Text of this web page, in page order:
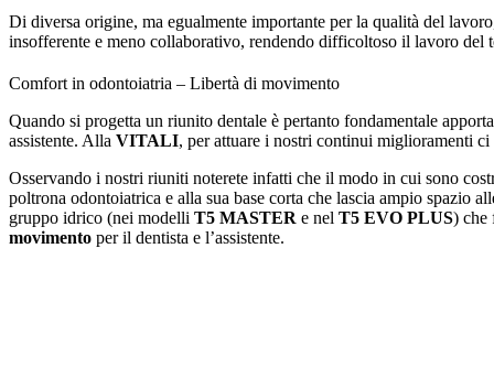
Di diversa origine, ma egualmente importante per la qualità del
insofferente e meno collaborativo, rendendo difficoltoso il lavoro del
Comfort in odontoiatria – Libertà di movimento
Quando si progetta un riunito dentale è pertanto fondamentale
assistente. Alla VITALI, per attuare i nostri continui miglioramenti
Osservando i nostri riuniti noterete infatti che il modo in cui sono
poltrona odontoiatrica e alla sua base corta che lascia ampio spazio
gruppo idrico (nei modelli T5 MASTER e nel T5 EVO PLUS) che
movimento per il dentista e l’assistente.